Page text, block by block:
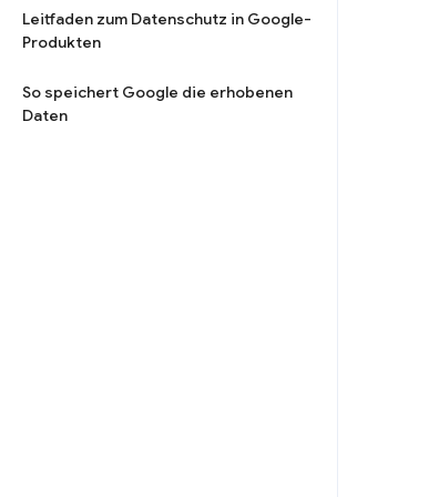
Leitfaden zum Datenschutz in Google-
Produkten
So speichert Google die erhobenen
Daten